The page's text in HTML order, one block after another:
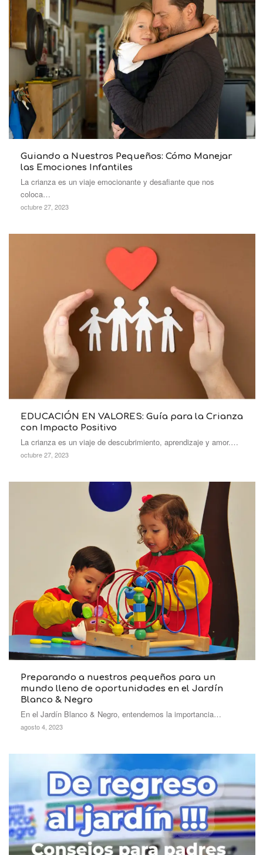
Guiando a Nuestros Pequeños: Cómo Manejar
las Emociones Infantiles
La crianza es un viaje emocionante y desafiante que nos
coloca…
octubre 27, 2023
EDUCACIÓN EN VALORES: Guía para la Crianza
con Impacto Positivo
La crianza es un viaje de descubrimiento, aprendizaje y amor.…
octubre 27, 2023
Preparando a nuestros pequeños para un
mundo lleno de oportunidades en el Jardín
Blanco & Negro
En el Jardín Blanco & Negro, entendemos la importancia…
agosto 4, 2023